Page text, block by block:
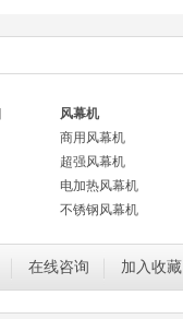
风幕机
商用风幕机
超强风幕机
电加热风幕机
不锈钢风幕机
在线咨询 加入收藏